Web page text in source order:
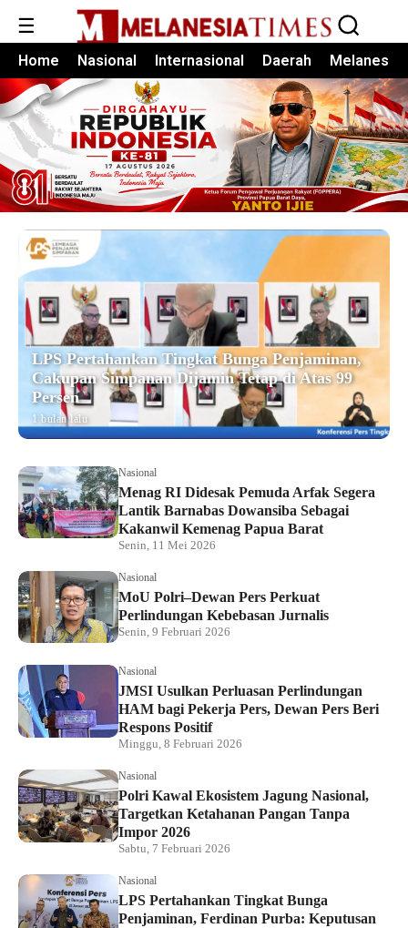
☰
Home Nasional Internasional Daerah Melanesia
LPS Pertahankan Tingkat Bunga Penjaminan,
Cakupan Simpanan Dijamin Tetap di Atas 99
Persen
1 bulan lalu
Nasional
Menag RI Didesak Pemuda Arfak Segera
Lantik Barnabas Dowansiba Sebagai
Kakanwil Kemenag Papua Barat
Senin, 11 Mei 2026
Nasional
MoU Polri–Dewan Pers Perkuat
Perlindungan Kebebasan Jurnalis
Senin, 9 Februari 2026
Nasional
JMSI Usulkan Perluasan Perlindungan
HAM bagi Pekerja Pers, Dewan Pers Beri
Respons Positif
Minggu, 8 Februari 2026
Nasional
Polri Kawal Ekosistem Jagung Nasional,
Targetkan Ketahanan Pangan Tanpa
Impor 2026
Sabtu, 7 Februari 2026
Nasional
LPS Pertahankan Tingkat Bunga
Penjaminan, Ferdinan Purba: Keputusan